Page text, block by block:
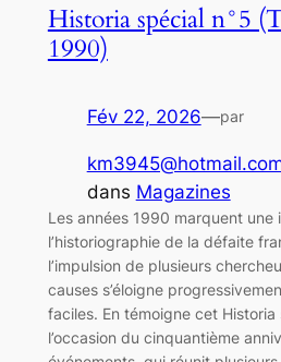
Historia spécial n°5
1990)
Fév 22, 2026—par
dans Magazines
Les années 1990 marquent
l’historiographie de la défaite
l’impulsion de plusieurs
causes s’éloigne
faciles. En témoigne cet
l’occasion du cinquantième